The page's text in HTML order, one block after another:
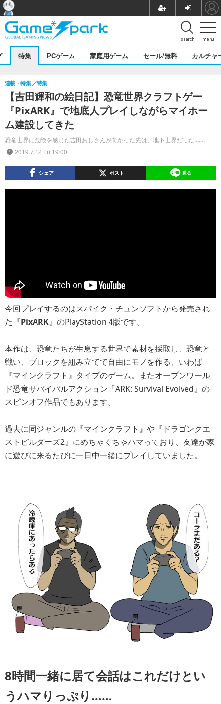
menu
search
特集 PCゲーム 家庭用ゲーム セール/無料 カルチャ
【吉田輝和の絵日記】恐竜世界クラフトゲー
『PixARK』で地底人プレイしながらマイホー
ム建設してきた
恐竜世界に危険を感じた吉田おじさんが向かった先は、地下世界だった……。
連載・特集 特集
2019.7.12 Fri 19:00
シェア ポスト 送る
今回プレイするのはスパイク・チュンソフトから発売され
た『PixARK』のPlayStation 4版です。
本作は、恐竜たちが生息する世界で素材を採取し、恐竜と
戦い、ブロックを組み立てて自由にモノを作る、いわば
『マインクラフト』タイプのゲーム。またオープンワール
ド恐竜サバイバルアクション『ARK: Survival Evolved』の
スピンオフ作品でもあります。
過去に同ジャンルの『マインクラフト』や『ドラゴンクエ
ストビルダーズ2』にめちゃくちゃハマっており、友達が家
に遊びに来るたびに一日中一緒にプレイしていました。
8時間一緒に居て会話はこれだけとい
うハマりっぷり……